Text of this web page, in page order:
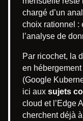
chargé d’un
choix rationnel :
l’analyse de
Par ricochet, la
en
(Google
ici aux sujets
cloud et l’Edge
cherchent déjà